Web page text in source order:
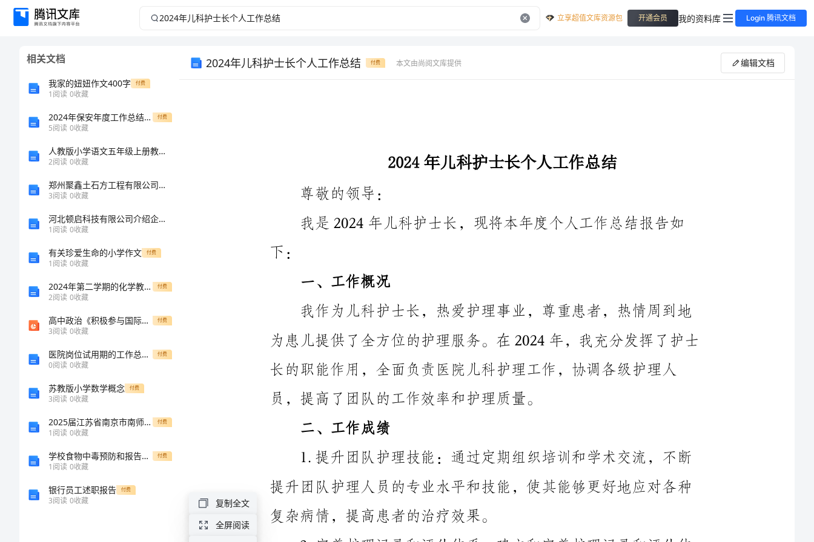
2024
2024
立享超值文库资源包 开通会员 我的资料库 Login 腾讯文档
相关文档
我家的妞妞作文400字 付费
1阅读 0收藏
2024年保安年度工作总结范文A 付费
5阅读 0收藏
人教版小学语文五年级上册教学计划精选篇1
2阅读 0收藏
郑州聚鑫土石方工程有限公司介绍企业发展分析报告
3阅读 0收藏
河北顿启科技有限公司介绍企业发展分析报告
1阅读 0收藏
有关珍爱生命的小学作文 付费
1阅读 0收藏
2024年第二学期的化学教研组工作计划 付费
2阅读 0收藏
高中政治《积极参与国际竞争与合作》课件新人教版必修 付费
3阅读 0收藏
医院岗位试用期的工作总结范文 付费
0阅读 0收藏
苏教版小学数学概念 付费
3阅读 0收藏
2025届江苏省南京市南师附中树人学校高二化学下学期期末复习检测模拟试题含解析 付费
1阅读 0收藏
学校食物中毒预防和报告制度 付费
1阅读 0收藏
银行员工述职报告 付费
3阅读 0收藏
2024年儿科护士长个人工作总结 付费 本文由尚阅文库提供 编辑文档
详细记录和评估，并及时调整护理方案。
一、工作概况
员，提高了团队的工作效率和护理质量。
二、工作成绩
1.提升团队护理技能：通过定期组织培训和学术交流，不断
系，规范团队的护理工作，确保患者每一次就诊的护理过程得到
复制全文
全屏阅读